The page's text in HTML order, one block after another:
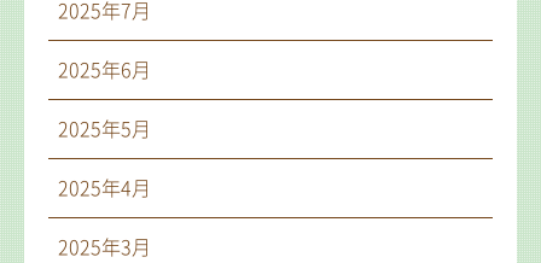
2025年7月
2025年6月
2025年5月
2025年4月
2025年3月